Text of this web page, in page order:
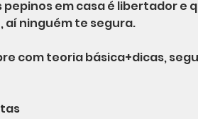
em casa é libertador e
ninguém te segura.
com teoria básica+dicas,